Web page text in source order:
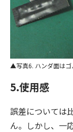
写真6. ハンダ面は
5.使用感
誤差については
ん。しかし、一